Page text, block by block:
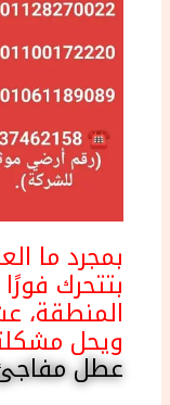
بمجرد ما
بتتحرك
المنطقة،
ويحل
عطل